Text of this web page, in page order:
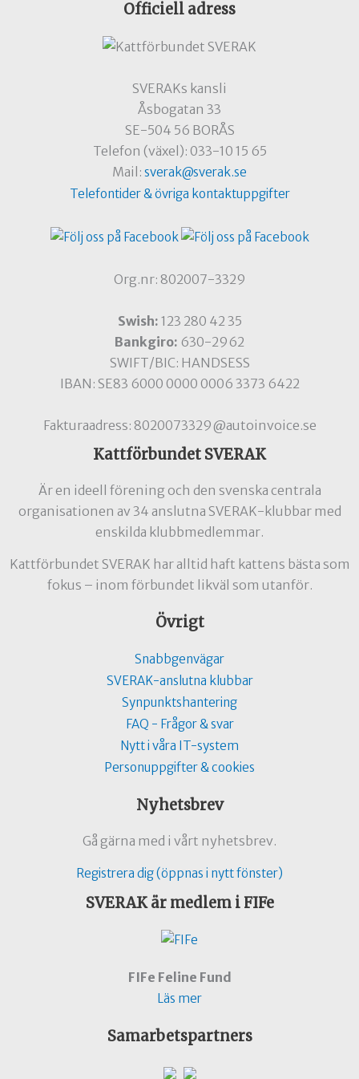
Officiell adress
SVERAKs kansli
Åsbogatan 33
SE-504 56 BORÅS
Telefon (växel): 033-10 15 65
Mail: sverak@sverak.se
Telefontider & övriga kontaktuppgifter
Org.nr: 802007-3329
Swish: 123 280 42 35
Bankgiro: 630-2962
SWIFT/BIC: HANDSESS
IBAN: SE83 6000 0000 0006 3373 6422
Fakturaadress: 8020073329@autoinvoice.se
Kattförbundet SVERAK
Är en ideell förening och den svenska centrala
organisationen av 34 anslutna SVERAK-klubbar med
enskilda klubbmedlemmar.
Kattförbundet SVERAK har alltid haft kattens bästa som
fokus – inom förbundet likväl som utanför.
Övrigt
Snabbgenvägar
SVERAK-anslutna klubbar
Synpunktshantering
FAQ - Frågor & svar
Nytt i våra IT-system
Personuppgifter & cookies
Nyhetsbrev
Gå gärna med i vårt nyhetsbrev.
Registrera dig (öppnas i nytt fönster)
SVERAK är medlem i FIFe
FIFe Feline Fund
Läs mer
Samarbetspartners